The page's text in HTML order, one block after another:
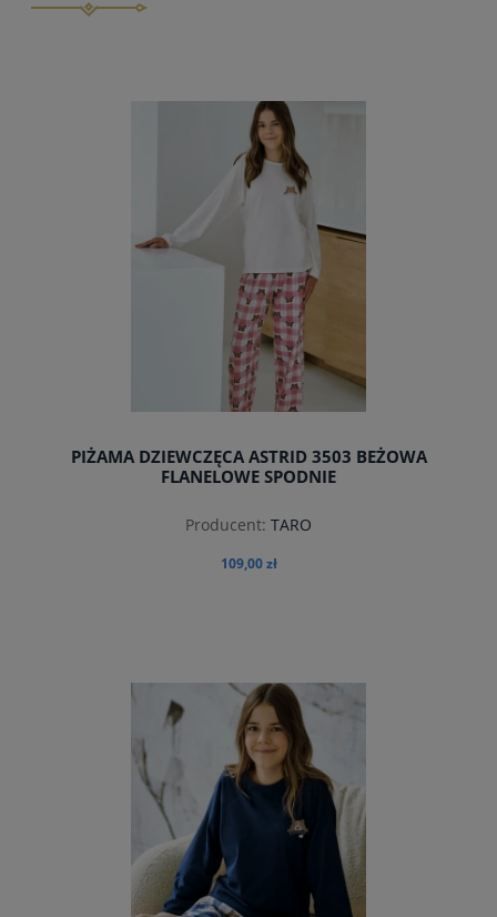
PIŻAMA DZIEWCZĘCA ASTRID 3503 BEŻOWA
FLANELOWE SPODNIE
Producent: TARO
109,00 zł
do koszyka